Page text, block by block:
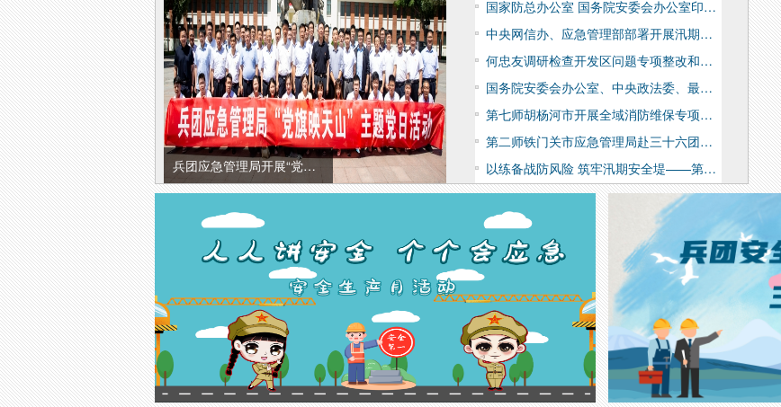
兵团应急管理局开展“党旗映天山” 主题党日活动
国家防总办公室 国务院安委会办公室印…
中央网信办、应急管理部部署开展汛期…
何忠友调研检查开发区问题专项整改和…
国务院安委会办公室、中央政法委、最…
第七师胡杨河市开展全域消防维保专项…
第二师铁门关市应急管理局赴三十六团…
以练备战防风险 筑牢汛期安全堤——第…
第十四师昆玉市安全生产和防灾减灾委…
胡杨河畔夜间防溺水实操演示活动筑牢…
第一师阿拉尔市应急管理局：紧盯汛期…
第三师图木舒克市应急管理局召开危险…
第十师北屯市开展第二十五个“安全生…